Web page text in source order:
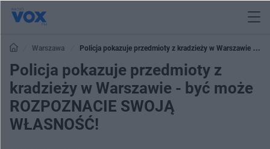
Warszawa
Policja pokazuje przedmioty z kradzieży w Warszawie -
być może ROZPOZNACIE SWOJĄ WŁASNOŚĆ!
Policja pokazuje przedmioty z
kradzieży w Warszawie - być może
ROZPOZNACIE SWOJĄ
WŁASNOŚĆ!